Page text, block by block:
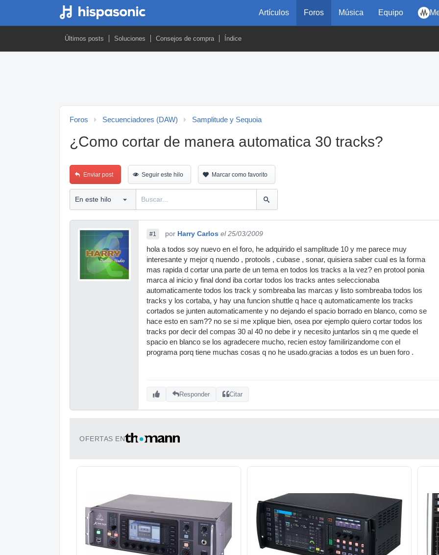
Artículos Foros Música Equipo
Últimos posts Soluciones Consejos de compra Índice
Foros Secuenciadores (DAW) Samplitude y Sequoia
¿Como cortar de manera automatica 30 tracks?
Enviar post Seguir este hilo Marcar como favorito
#1 por Harry Carlos el 25/03/2009
hola a todos soy nuevo en el foro, he adquirido el samplitude 10 y me parece muy
interesante y mejor q nuendo , protools , cubase , sonar, quisiera saber cual es la forma
mas rapida d cortar una parte de un tema en todos los tracks a la vez? en protool ponia
marca al inicio y final dond iba cortar todos los tracks antes seleccionaba
automaticamente todos los track y sombreaba las marcas y listo sombreaba todos los
tracks y los cortaba, y hay una funcion shuttle q hace q automaticamente los tracks
cortados se junten automaticamente y no dejando el spacio borrado en blanco, como se
hace esto en sam?? no se si me xplique bien, osea por ejemplo quiero cortar todos los
tracks por decir del compas 30 al 40 no debe ir y necesito juntarlos sin q me quede el
spacio en blanco se los agradecere mucho, recien estoy familirizandome con el
programa porq tiene muchas cosas q no he usado.gracias a todos es un buen foro .
Responder Citar
OFERTAS EN